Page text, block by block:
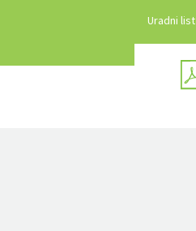
Uradni